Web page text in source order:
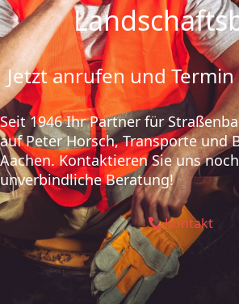
Jetzt anrufen und
Seit 1946 Ihr Partner für
auf Peter Horsch, Transporte und
Aachen. Kontaktieren Sie uns
unverbindliche Beratung!
Kontakt